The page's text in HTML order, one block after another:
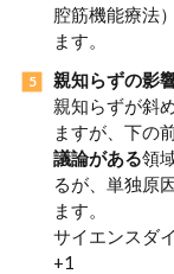
腔筋機能療法
ます。
親知らずの影
親知らずが斜
ますが、下の
議論がある領
るが、単独原
ます。
サイエンスダ
+1